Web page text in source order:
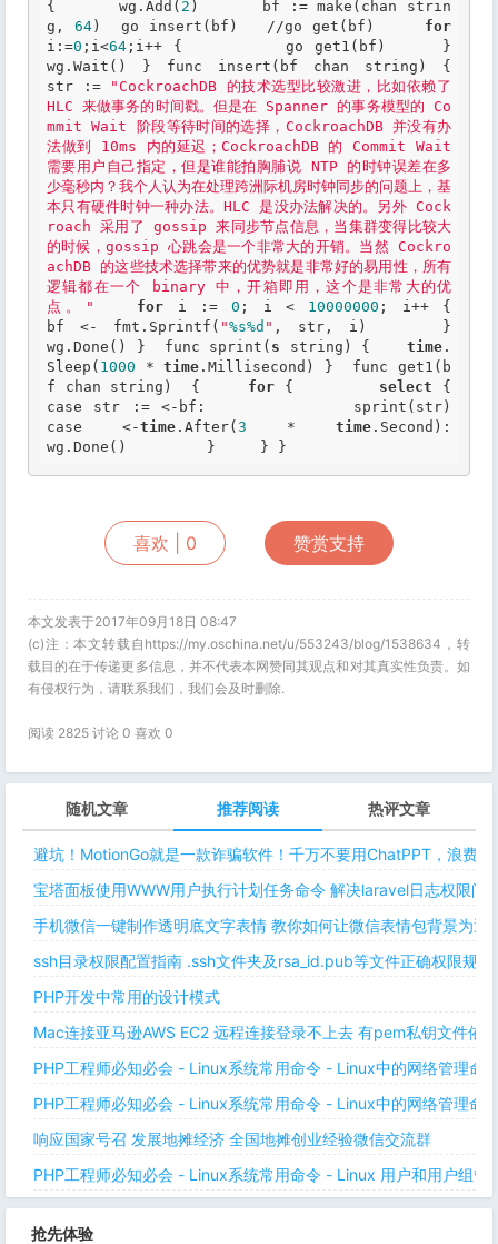
{ 	wg.Add( 2 ) 	bf := make(chan strin
g, 64 ) 	go insert(bf) 	//go get(bf) for
i:=0 ;i<64 ;i++ {         go get1(bf)     }
wg.Wait() } func insert(bf chan string) {
str :=
"CockroachDB 的技术选型比较激进，比如依赖了
HLC 来做事务的时间戳。但是在 Spanner 的事务模型的 Co
mmit Wait 阶段等待时间的选择，CockroachDB 并没有办
法做到 10ms 内的延迟；CockroachDB 的 Commit Wait
需要用户自己指定，但是谁能拍胸脯说 NTP 的时钟误差在多
少毫秒内？我个人认为在处理跨洲际机房时钟同步的问题上，基
本只有硬件时钟一种办法。HLC 是没办法解决的。另外 Cock
roach 采用了 gossip 来同步节点信息，当集群变得比较大
的时候，gossip 心跳会是一个非常大的开销。当然 Cockro
achDB 的这些技术选择带来的优势就是非常好的易用性，所有
逻辑都在一个 binary 中，开箱即用，这个是非常大的优
点。"
for i := 0 ; i < 10000000 ; i++ {
bf <- fmt.Sprintf( "%s%d " , str, i) 	}
wg.Done() }  func sprint( s time .
Sleep( 1000 * time .Millisecond) }  func get1(b
f chan string)  { for { select {
case str := <-bf:             sprint(str)
case <-time .After( 3 * time .Second):
wg.Done()         }     } }
喜欢 | 0 赞赏支持
本文发表于2017年09月18日 08:47
(c)注：本文转载自https://my.oschina.net/u/553243/blog/1538634，转
载目的在于传递更多信息，并不代表本网赞同其观点和对其真实性负责。如
有侵权行为，请联系我们，我们会及时删除.
阅读 2825 讨论 0 喜欢 0
随机文章 推荐阅读 热评文章
避坑！MotionGo就是一款诈骗软件！千万不要用ChatPPT，浪费时
宝塔面板使用WWW用户执行计划任务命令 解决laravel日志权限问
手机微信一键制作透明底文字表情 教你如何让微信表情包背景为
ssh目录权限配置指南 .ssh文件夹及rsa_id.pub等文件正确权限规则
PHP开发中常用的设计模式
Mac连接亚马逊AWS EC2 远程连接登录不上去 有pem私钥文件依
PHP工程师必知必会 - Linux系统常用命令 - Linux中的网络管理命
PHP工程师必知必会 - Linux系统常用命令 - Linux中的网络管理命
响应国家号召 发展地摊经济 全国地摊创业经验微信交流群
PHP工程师必知必会 - Linux系统常用命令 - Linux 用户和用户组管
抢先体验